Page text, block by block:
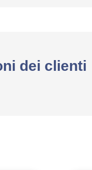
dei clienti